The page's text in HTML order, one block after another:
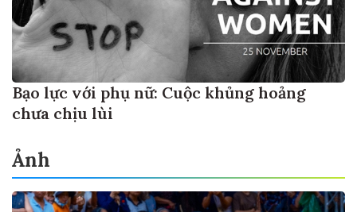
Bạo lực với phụ nữ: Cuộc khủng hoảng
chưa chịu lùi
Ảnh